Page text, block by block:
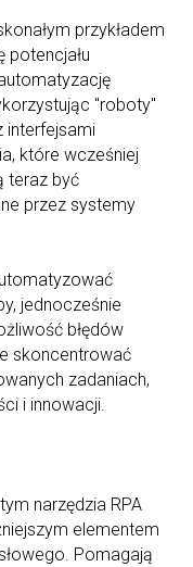
przykładem
potencjału
"roboty"
interfejsami
które wcześniej
teraz być
przez systemy
jednocześnie
błędów
skoncentrować
zadaniach,
i innowacji.
narzędzia RPA
elementem
Pomagają